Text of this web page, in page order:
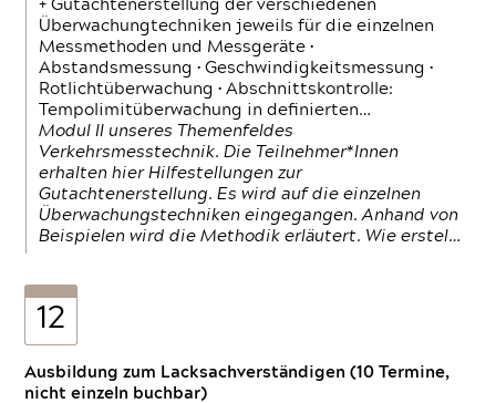
+ Gutachtenerstellung der verschiedenen
Überwachungtechniken jeweils für die einzelnen
Messmethoden und Messgeräte •
Abstandsmessung • Geschwindigkeitsmessung •
Rotlichtüberwachung • Abschnittskontrolle:
Tempolimitüberwachung in definierten…
Modul II unseres Themenfeldes
Verkehrsmesstechnik. Die Teilnehmer*Innen
erhalten hier Hilfestellungen zur
Gutachtenerstellung. Es wird auf die einzelnen
Überwachungstechniken eingegangen. Anhand von
Beispielen wird die Methodik erläutert. Wie erstel…
12
Ausbildung zum Lacksachverständigen (10 Termine,
nicht einzeln buchbar)